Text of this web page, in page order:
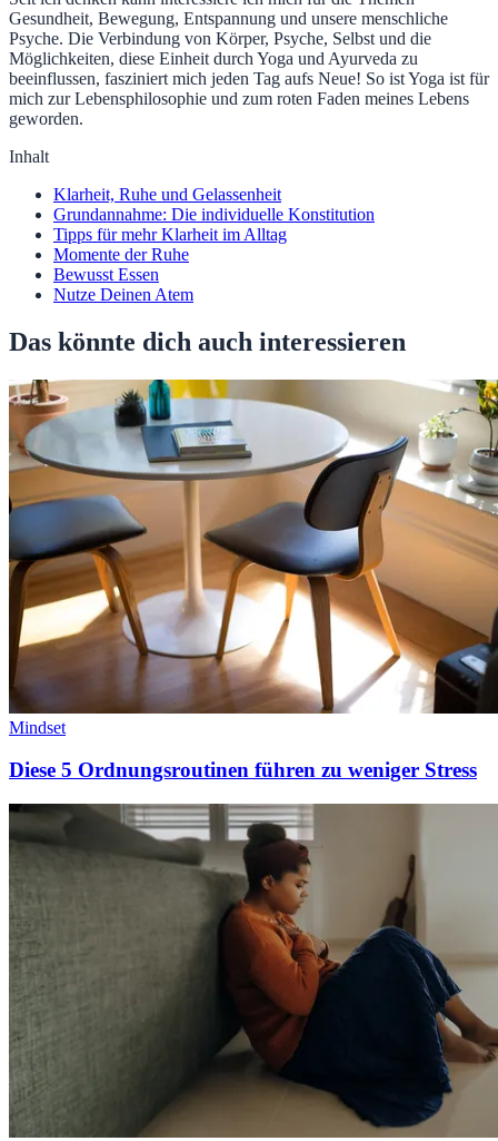
Gesundheit, Bewegung, Entspannung und unsere menschliche
Psyche. Die Verbindung von Körper, Psyche, Selbst und die
Möglichkeiten, diese Einheit durch Yoga und Ayurveda zu
beeinflussen, fasziniert mich jeden Tag aufs Neue! So ist Yoga ist für
mich zur Lebensphilosophie und zum roten Faden meines Lebens
geworden.
Inhalt
Klarheit, Ruhe und Gelassenheit
Grundannahme: Die individuelle Konstitution
Tipps für mehr Klarheit im Alltag
Momente der Ruhe
Bewusst Essen
Nutze Deinen Atem
Das könnte dich auch interessieren
Mindset
Diese 5 Ordnungsroutinen führen zu weniger Stress